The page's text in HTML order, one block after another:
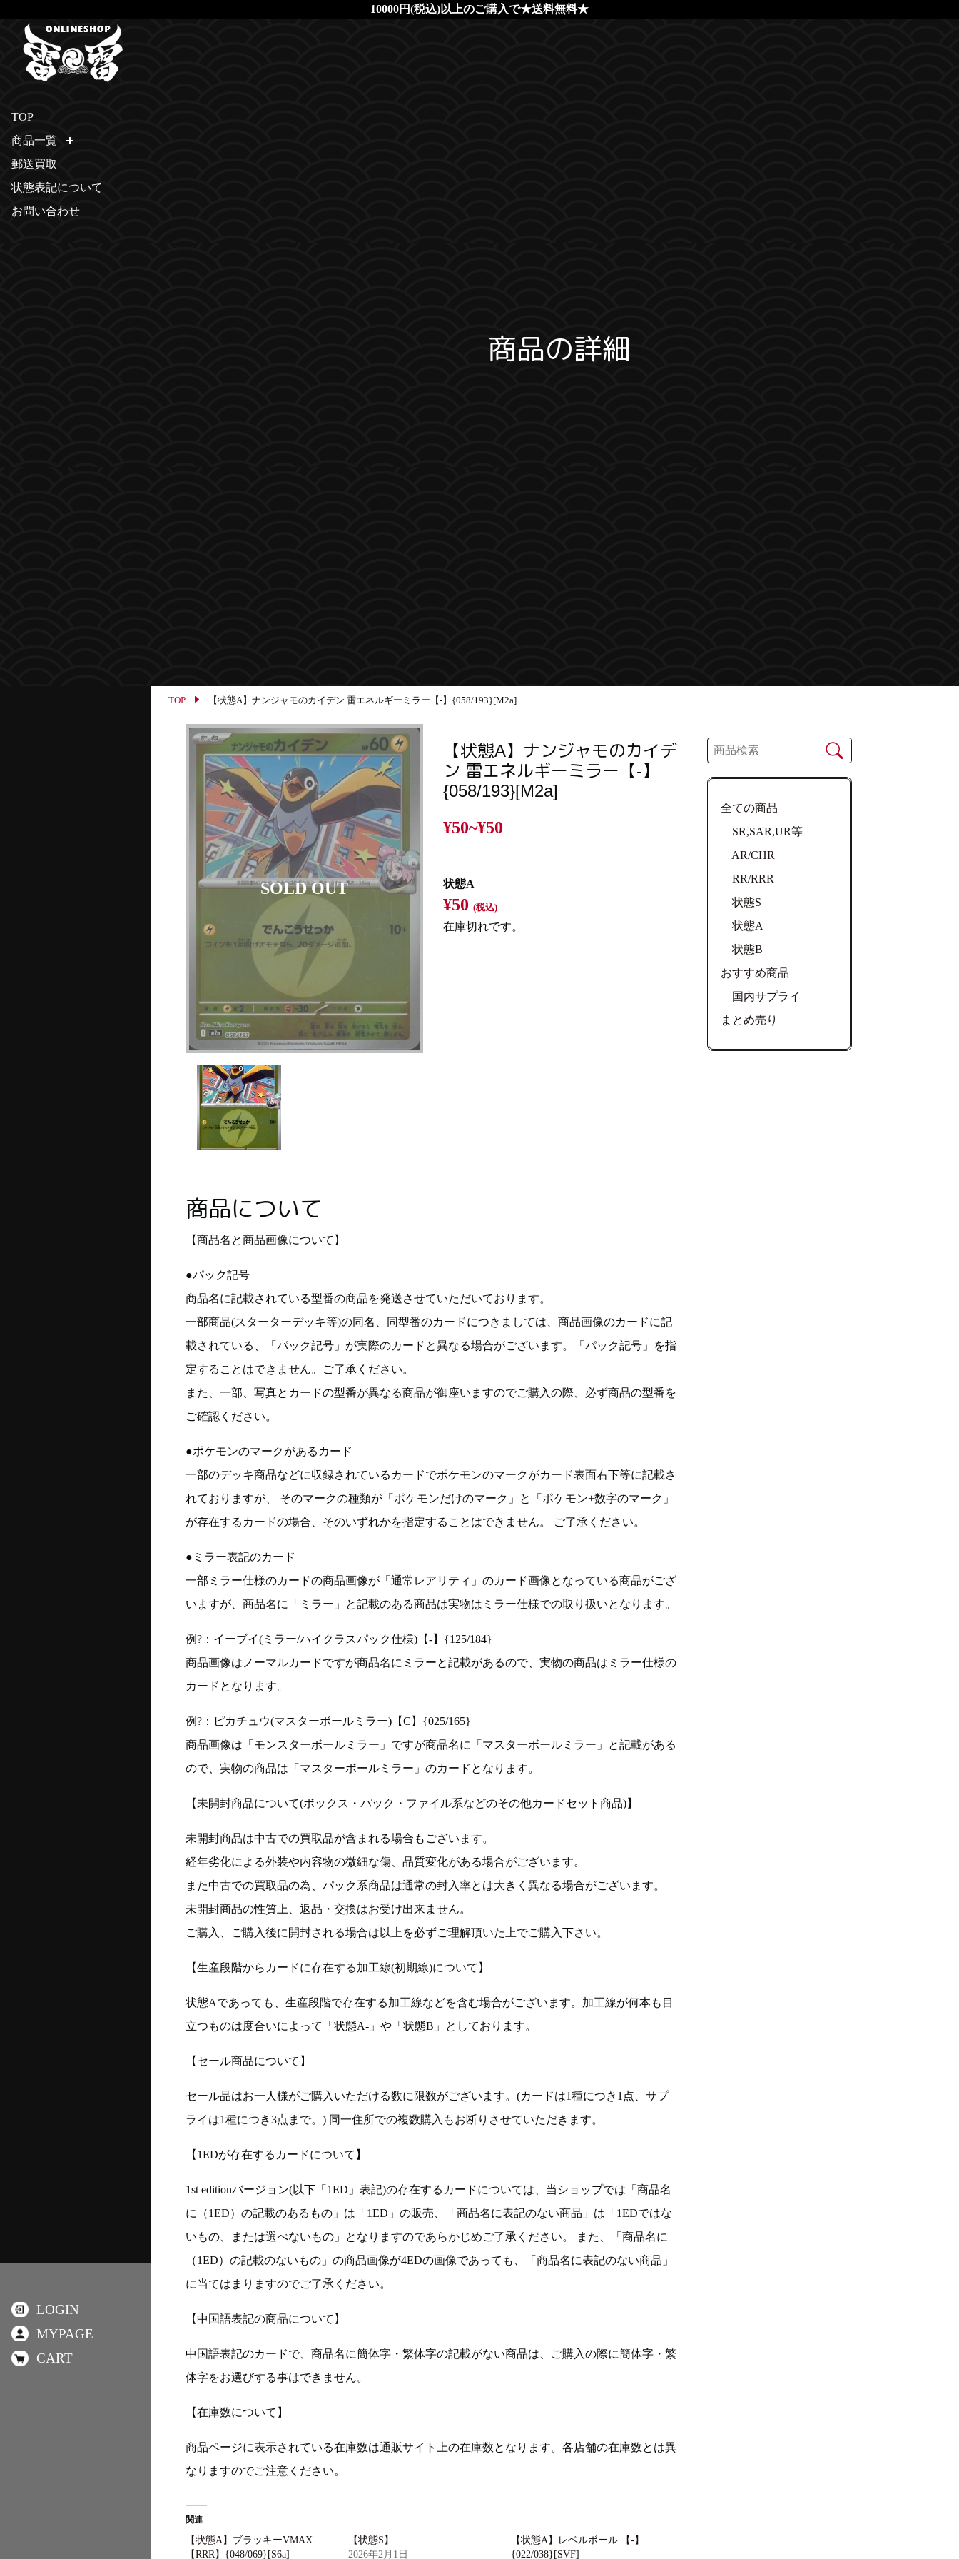
10000円(税込)以上のご購入で★送料無料★
商品の詳細
TOP 【状態A】ナンジャモのカイデン 雷エネルギーミラー【-】{058/193}[M2a]
【状態A】ナンジャモのカイデ
ン 雷エネルギーミラー【-】
{058/193}[M2a]
¥50~¥50
状態A
¥50(税込)
在庫切れです。
商品について
【商品名と商品画像について】
●パック記号
商品名に記載されている型番の商品を発送させていただいております。
一部商品(スターターデッキ等)の同名、同型番のカードにつきましては、商品画像のカードに記
載されている、「パック記号」が実際のカードと異なる場合がございます。「パック記号」を指
定することはできません。ご了承ください。
また、一部、写真とカードの型番が異なる商品が御座いますのでご購入の際、必ず商品の型番を
ご確認ください。
●ポケモンのマークがあるカード
一部のデッキ商品などに収録されているカードでポケモンのマークがカード表面右下等に記載さ
れておりますが、 そのマークの種類が「ポケモンだけのマーク」と「ポケモン+数字のマーク」
が存在するカードの場合、そのいずれかを指定することはできません。 ご了承ください。_
●ミラー表記のカード
一部ミラー仕様のカードの商品画像が「通常レアリティ」のカード画像となっている商品がござ
いますが、商品名に「ミラー」と記載のある商品は実物はミラー仕様での取り扱いとなります。
例?：イーブイ(ミラー/ハイクラスパック仕様)【-】{125/184}_
商品画像はノーマルカードですが商品名にミラーと記載があるので、実物の商品はミラー仕様の
カードとなります。
例?：ピカチュウ(マスターボールミラー)【C】{025/165}_
商品画像は「モンスターボールミラー」ですが商品名に「マスターボールミラー」と記載がある
ので、実物の商品は「マスターボールミラー」のカードとなります。
【未開封商品について(ボックス・パック・ファイル系などのその他カードセット商品)】
未開封商品は中古での買取品が含まれる場合もございます。
経年劣化による外装や内容物の微細な傷、品質変化がある場合がございます。
また中古での買取品の為、パック系商品は通常の封入率とは大きく異なる場合がございます。
未開封商品の性質上、返品・交換はお受け出来ません。
ご購入、ご購入後に開封される場合は以上を必ずご理解頂いた上でご購入下さい。
【生産段階からカードに存在する加工線(初期線)について】
状態Aであっても、生産段階で存在する加工線などを含む場合がございます。加工線が何本も目
立つものは度合いによって「状態A-」や「状態B」としております。
【セール商品について】
セール品はお一人様がご購入いただける数に限数がございます。(カードは1種につき1点、サプ
ライは1種につき3点まで。) 同一住所での複数購入もお断りさせていただきます。
【1EDが存在するカードについて】
1st editionバージョン(以下「1ED」表記)の存在するカードについては、当ショップでは「商品名
に（1ED）の記載のあるもの」は「1ED」の販売、「商品名に表記のない商品」は「1EDではな
いもの、または選べないもの」となりますのであらかじめご了承ください。 また、「商品名に
（1ED）の記載のないもの」の商品画像が4EDの画像であっても、「商品名に表記のない商品」
に当てはまりますのでご了承ください。
【中国語表記の商品について】
中国語表記のカードで、商品名に簡体字・繁体字の記載がない商品は、ご購入の際に簡体字・繁
体字をお選びする事はできません。
【在庫数について】
商品ページに表示されている在庫数は通販サイト上の在庫数となります。各店舗の在庫数とは異
なりますのでご注意ください。
関連
【状態A】ブラッキーVMAX
【RRR】{048/069}[S6a]
【状態S】
2026年2月1日
【状態A】レベルボール 【-】
{022/038}[SVF]
全ての商品
SR,SAR,UR等
AR/CHR
RR/RRR
状態S
状態A
状態B
おすすめ商品
国内サプライ
まとめ売り
TOP
商品一覧
郵送買取
状態表記について
お問い合わせ
LOGIN
MYPAGE
CART